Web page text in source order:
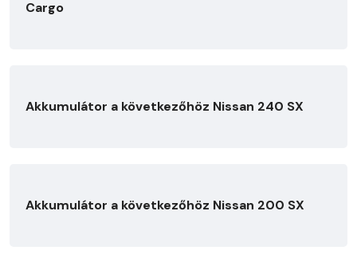
Cargo
Akkumulátor a következőhöz Nissan 240 SX
Akkumulátor a következőhöz Nissan 200 SX